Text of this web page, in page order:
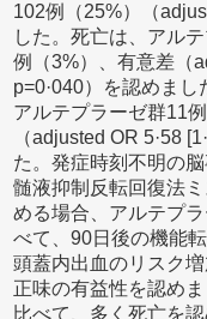
102例（25%）（
した。死亡は、アル
例（3%）、有意差（
p=0·040）を認めまし
アルテプラーゼ群11
（adjusted OR 5·58
た。発症時刻不明の
髄液抑制反転回復法
める場合、アルテプ
べて、90日後の機能
頭蓋内出血のリスク
正味の有益性を認め
比べて、多く死亡を